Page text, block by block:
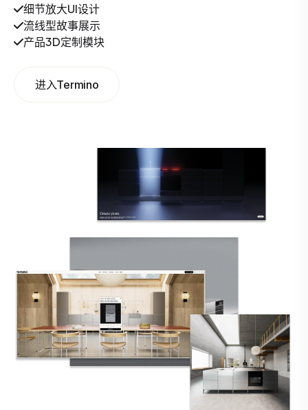
细节放大UI设计
流线型故事展示
产品3D定制模块
进入Termino